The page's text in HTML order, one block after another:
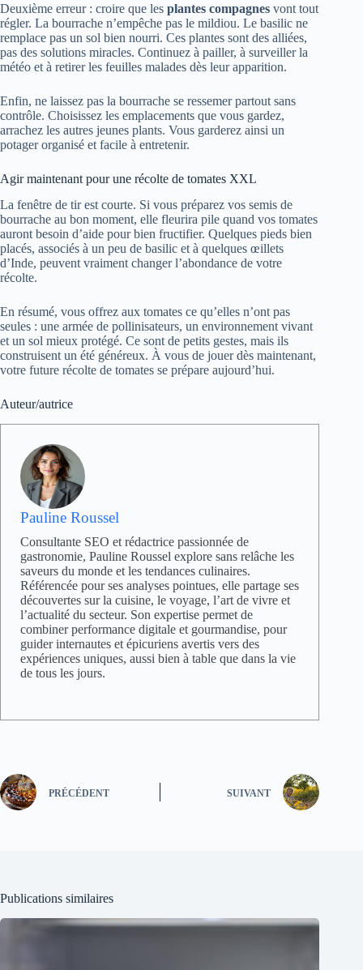
Deuxième erreur : croire que les plantes compagnes vont tout
régler. La bourrache n’empêche pas le mildiou. Le basilic ne
remplace pas un sol bien nourri. Ces plantes sont des alliées,
pas des solutions miracles. Continuez à pailler, à surveiller la
météo et à retirer les feuilles malades dès leur apparition.
Enfin, ne laissez pas la bourrache se ressemer partout sans
contrôle. Choisissez les emplacements que vous gardez,
arrachez les autres jeunes plants. Vous garderez ainsi un
potager organisé et facile à entretenir.
Agir maintenant pour une récolte de tomates XXL
La fenêtre de tir est courte. Si vous préparez vos semis de
bourrache au bon moment, elle fleurira pile quand vos tomates
auront besoin d’aide pour bien fructifier. Quelques pieds bien
placés, associés à un peu de basilic et à quelques œillets
d’Inde, peuvent vraiment changer l’abondance de votre
récolte.
En résumé, vous offrez aux tomates ce qu’elles n’ont pas
seules : une armée de pollinisateurs, un environnement vivant
et un sol mieux protégé. Ce sont de petits gestes, mais ils
construisent un été généreux. À vous de jouer dès maintenant,
votre future récolte de tomates se prépare aujourd’hui.
Auteur/autrice
Pauline Roussel
Consultante SEO et rédactrice passionnée de
gastronomie, Pauline Roussel explore sans relâche les
saveurs du monde et les tendances culinaires.
Référencée pour ses analyses pointues, elle partage ses
découvertes sur la cuisine, le voyage, l’art de vivre et
l’actualité du secteur. Son expertise permet de
combiner performance digitale et gourmandise, pour
guider internautes et épicuriens avertis vers des
expériences uniques, aussi bien à table que dans la vie
de tous les jours.
PRÉCÉDENT SUIVANT
Publications similaires